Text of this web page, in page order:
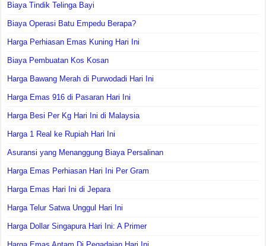
Biaya Tindik Telinga Bayi
Biaya Operasi Batu Empedu Berapa?
Harga Perhiasan Emas Kuning Hari Ini
Biaya Pembuatan Kos Kosan
Harga Bawang Merah di Purwodadi Hari Ini
Harga Emas 916 di Pasaran Hari Ini
Harga Besi Per Kg Hari Ini di Malaysia
Harga 1 Real ke Rupiah Hari Ini
Asuransi yang Menanggung Biaya Persalinan
Harga Emas Perhiasan Hari Ini Per Gram
Harga Emas Hari Ini di Jepara
Harga Telur Satwa Unggul Hari Ini
Harga Dollar Singapura Hari Ini: A Primer